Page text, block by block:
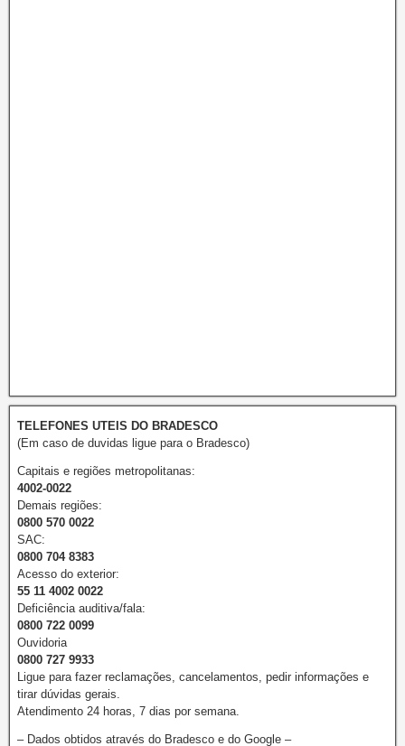
TELEFONES UTEIS DO BRADESCO
(Em caso de duvidas ligue para o Bradesco)
Capitais e regiões metropolitanas:
4002-0022
Demais regiões:
0800 570 0022
SAC:
0800 704 8383
Acesso do exterior:
55 11 4002 0022
Deficiência auditiva/fala:
0800 722 0099
Ouvidoria
0800 727 9933
Ligue para fazer reclamações, cancelamentos, pedir informações e
tirar dúvidas gerais.
Atendimento 24 horas, 7 dias por semana.
– Dados obtidos através do Bradesco e do Google –